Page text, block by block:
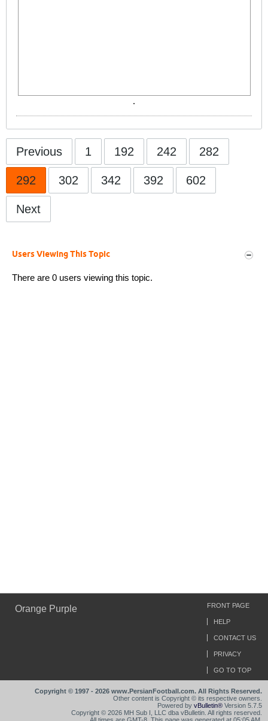
.
Previous 1 192 242 282
292 302 342 392 602
Next
Users Viewing This Topic
There are 0 users viewing this topic.
Orange Purple FRONT PAGE
HELP
CONTACT US
PRIVACY
GO TO TOP
Copyright © 1997 - 2026 www.PersianFootball.com. All Rights Reserved.
Other content is Copyright © its respective owners.
Powered by vBulletin® Version 5.7.5
Copyright © 2026 MH Sub I, LLC dba vBulletin. All rights reserved.